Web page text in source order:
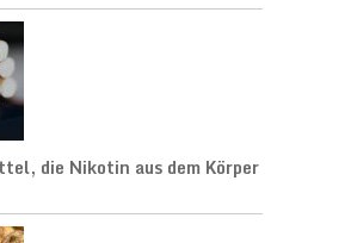
die Nikotin aus dem Körper